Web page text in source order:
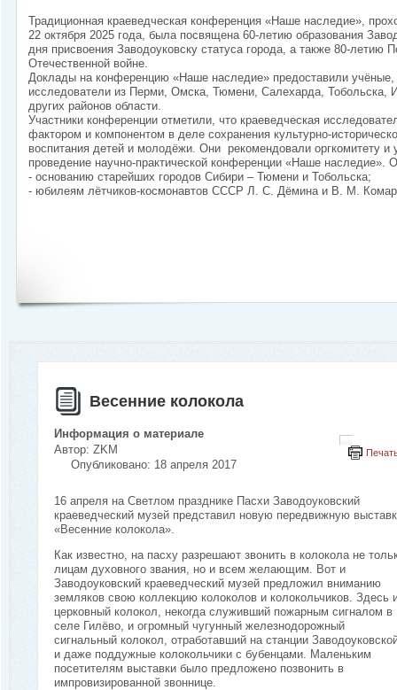
Традиционная краеведческая конференция «Наше наследие»,
22 октября 2025 года, была посвящена 60-летию образования
дня присвоения Заводоуковску статуса города, а также 80-летию
Отечественной войне.
Доклады на конференцию «Наше наследие» предоставили учёные,
исследователи из Перми, Омска, Тюмени, Салехарда, Тобольска,
других районов области.
Участники конференции отметили, что краеведческая
фактором и компонентом в деле сохранения культурно-
воспитания детей и молодёжи. Они рекомендовали оргкомитету и
проведение научно-практической конференции «Наше
- основанию старейших городов Сибири – Тюмени и Тобольска;
- юбилеям лётчиков-космонавтов СССР Л. С. Дёмина и В. М.
Весенние колокола
Информация о материале
Автор: ZKM
Опубликовано: 18 апреля 2017
16 апреля на Светлом празднике Пасхи Заводоуковский
краеведческий музей представил новую передвижную
«Весенние колокола».
Как известно, на пасху разрешают звонить в колокола не
лицам духовного звания, но и всем желающим. Вот и
Заводоуковский краеведческий музей предложил вниманию
земляков свою коллекцию колоколов и колокольчиков. Здесь
церковный колокол, некогда служивший пожарным сигналом в
селе Гилёво, и огромный чугунный железнодорожный
сигнальный колокол, отработавший на станции
и даже поддужные колокольчики с бубенцами. Маленьким
посетителям выставки было предложено позвонить в
импровизированной звоннице.